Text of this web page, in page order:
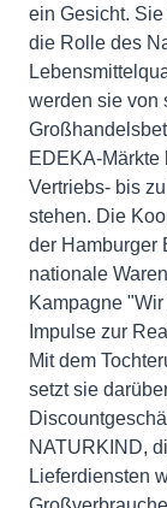
ein Gesicht.
die Rolle des
werden sie von
EDEKA-Märkte
Vertriebs- bis
stehen. Die
der Hamburger
nationale
Kampagne
Impulse zur
Mit dem
setzt sie
NATURKIND,
Lieferdiensten